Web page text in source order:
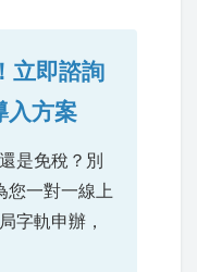
立即諮詢
入方案
是免稅？別
您一對一線上
字軌申辦，